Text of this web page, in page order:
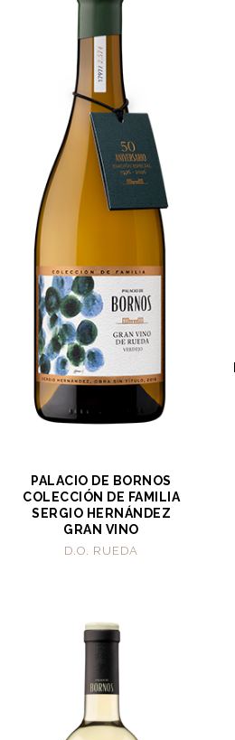
PALACIO DE BORNOS
COLECCIÓN DE FAMILIA
SERGIO HERNÁNDEZ
GRAN VINO
D.O. RUEDA